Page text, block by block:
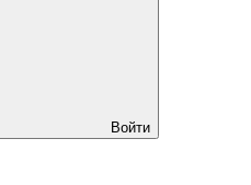
Войти